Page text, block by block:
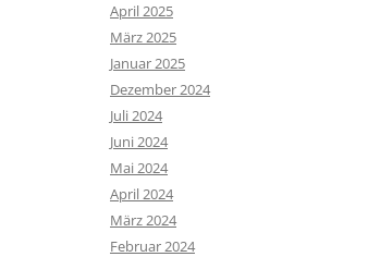
April 2025
März 2025
Januar 2025
Dezember 2024
Juli 2024
Juni 2024
Mai 2024
April 2024
März 2024
Februar 2024